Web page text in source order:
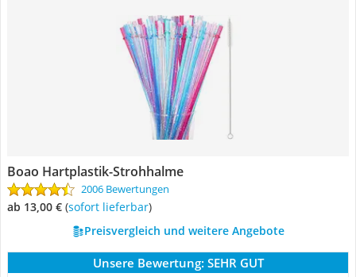
Boao Hartplastik-Strohhalme
2006 Bewertungen
ab 13,00 € ( Sofort lieferbar)
Preisvergleich und weitere Angebote
Unsere Bewertung: SEHR GUT